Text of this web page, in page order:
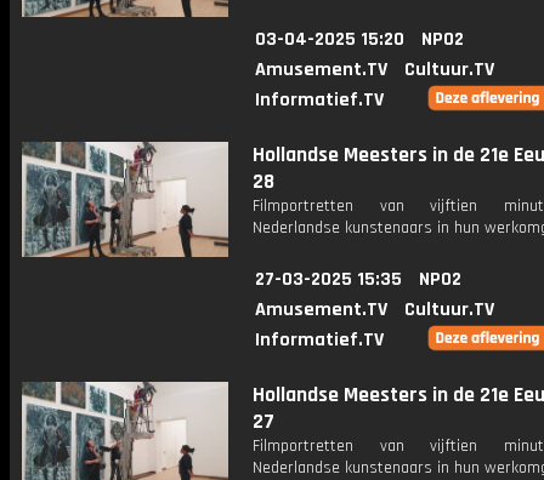
03-04-2025 15:20
NPO2
Amusement.TV
Cultuur.TV
Informatief.TV
Hollandse Meesters in de 21e
28
Filmportretten van vijftien
Nederlandse kunstenaars in hun
27-03-2025 15:35
NPO2
Amusement.TV
Cultuur.TV
Informatief.TV
Hollandse Meesters in de 21e
27
Filmportretten van vijftien
Nederlandse kunstenaars in hun